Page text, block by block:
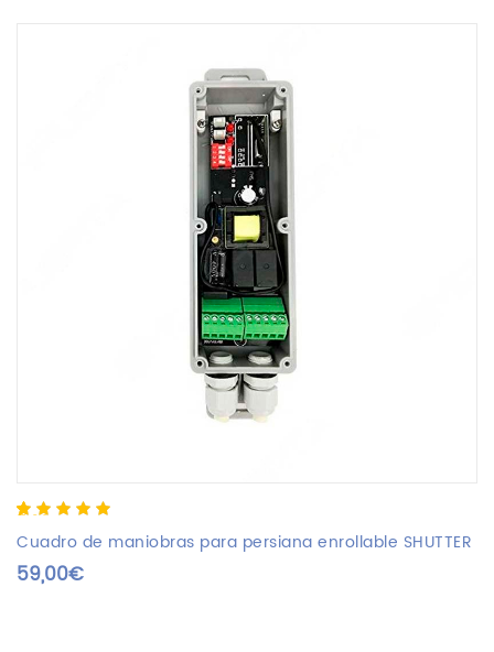
5.00 out of
5
based on
2
ratings
Cuadro de maniobras para persiana enrollable SHUTTER
59,00€